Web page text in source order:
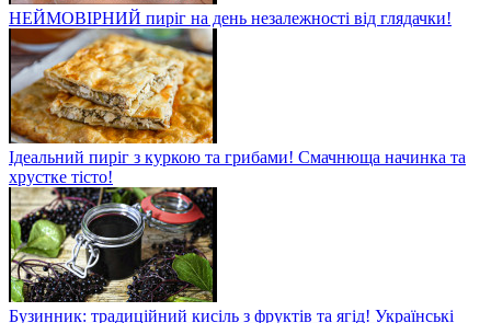
НЕЙМОВІРНИЙ пиріг на день незалежності від глядачки!
Ідеальний пиріг з куркою та грибами! Смачнюща начинка та
хрустке тісто!
Бузинник: традиційний кисіль з фруктів та ягід! Українські